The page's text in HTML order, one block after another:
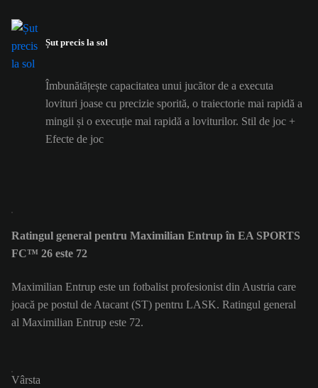
Șut precis la sol
Îmbunătățește capacitatea unui jucător de a executa
lovituri joase cu precizie sporită, o traiectorie mai rapidă a
mingii și o execuție mai rapidă a loviturilor. Stil de joc +
Efecte de joc
Ratingul general pentru Maximilian Entrup în EA SPORTS
FC™ 26 este 72
Maximilian Entrup este un fotbalist profesionist din Austria care
joacă pe postul de Atacant (ST) pentru LASK. Ratingul general
al Maximilian Entrup este 72.
Vârsta